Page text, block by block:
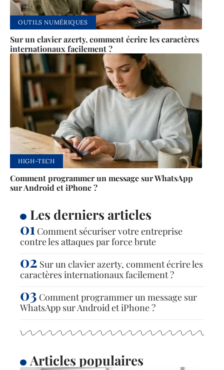
OUTILS NUMÉRIQUES
Sur un clavier azerty, comment écrire les caractères
internationaux facilement ?
HIGH-TECH
Comment programmer un message sur WhatsApp
sur Android et iPhone ?
Les derniers articles
Comment sécuriser votre entreprise
contre les attaques par force brute
Sur un clavier azerty, comment écrire les
caractères internationaux facilement ?
Comment programmer un message sur
WhatsApp sur Android et iPhone ?
Articles populaires